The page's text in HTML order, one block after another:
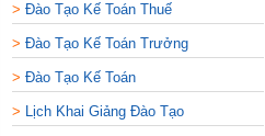
> Đào Tạo Kế Toán Thuế
> Đào Tạo Kế Toán Trưởng
> Đào Tạo Kế Toán
> Lịch Khai Giảng Đào Tạo